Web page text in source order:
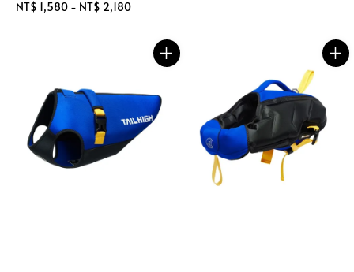
Regular
NT$ 1,580 - NT$ 2,180